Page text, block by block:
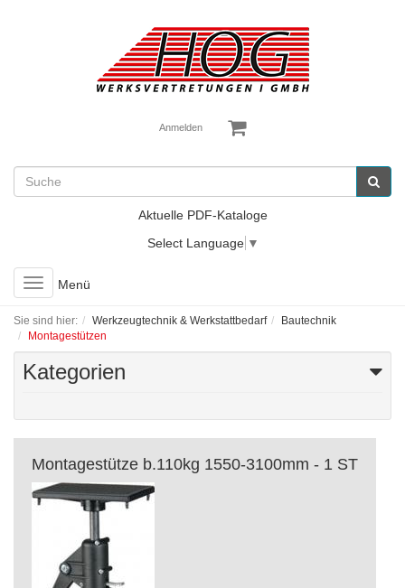
Anmelden
Aktuelle PDF-Kataloge
Select Language ▼
Toggle
navigation
Menü
Sie sind hier: Werkzeugtechnik & Werkstattbedarf
Bautechnik
Montagestützen
Kategorien
Montagestütze b.110kg 1550-3100mm - 1 ST